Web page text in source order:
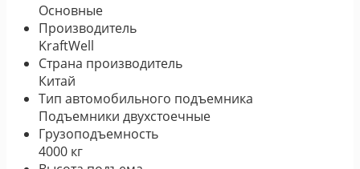
Основные
Производитель
KraftWell
Страна производитель
Китай
Тип автомобильного подъемника
Подъемники двухстоечные
Грузоподъемность
4000 кг